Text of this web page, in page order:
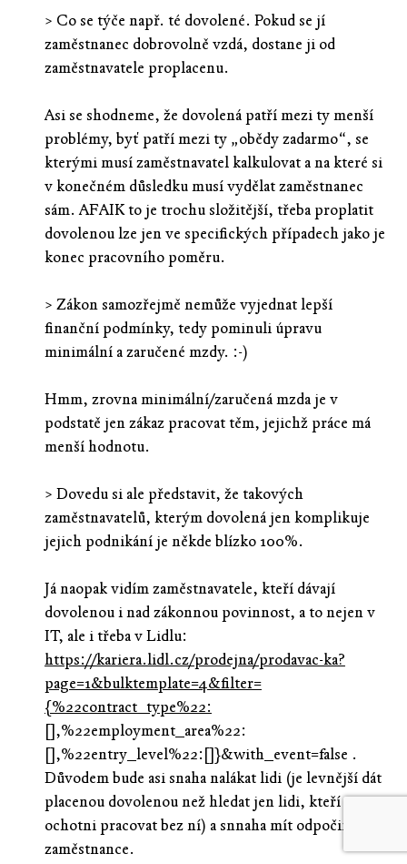
> Co se týče např. té dovolené. Pokud se jí
zaměstnanec dobrovolně vzdá, dostane ji od
zaměstnavatele proplacenu.
Asi se shodneme, že dovolená patří mezi ty menší
problémy, byť patří mezi ty „obědy zadarmo“, se
kterými musí zaměstnavatel kalkulovat a na které si
v konečném důsledku musí vydělat zaměstnanec
sám. AFAIK to je trochu složitější, třeba proplatit
dovolenou lze jen ve specifických případech jako je
konec pracovního poměru.
> Zákon samozřejmě nemůže vyjednat lepší
finanční podmínky, tedy pominuli úpravu
minimální a zaručené mzdy. :-)
Hmm, zrovna minimální/zaručená mzda je v
podstatě jen zákaz pracovat těm, jejichž práce má
menší hodnotu.
> Dovedu si ale představit, že takových
zaměstnavatelů, kterým dovolená jen komplikuje
jejich podnikání je někde blízko 100%.
Já naopak vidím zaměstnavatele, kteří dávají
dovolenou i nad zákonnou povinnost, a to nejen v
IT, ale i třeba v Lidlu:
https://kariera.lidl.cz/prodejna/prodavac-ka?
page=1&bulktemplate=4&filter=
{%22contract_type%22:
[],%22employment_area%22:
[],%22entry_level%22:[]}&with_event=false .
Důvodem bude asi snaha nalákat lidi (je levnější dát
placenou dovolenou než hledat jen lidi, kteří jsou
ochotni pracovat bez ní) a snnaha mít odpočinuté
zaměstnance.